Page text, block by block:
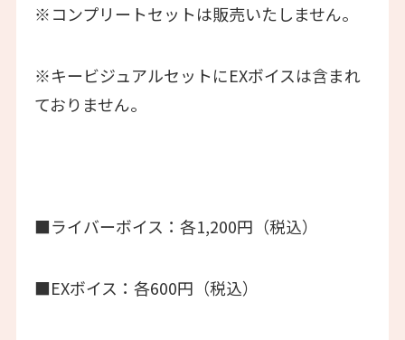
※コンプリートセットは販売いたしません。
※キービジュアルセットにEXボイスは含まれ
ておりません。
■ライバーボイス：各1,200円（税込）
■EXボイス：各600円（税込）